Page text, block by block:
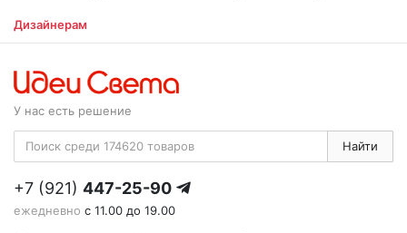
Дизайнерам
У нас есть решение
Найти
+7 (921) 447-25-90
ежедневно с 11.00 до 19.00